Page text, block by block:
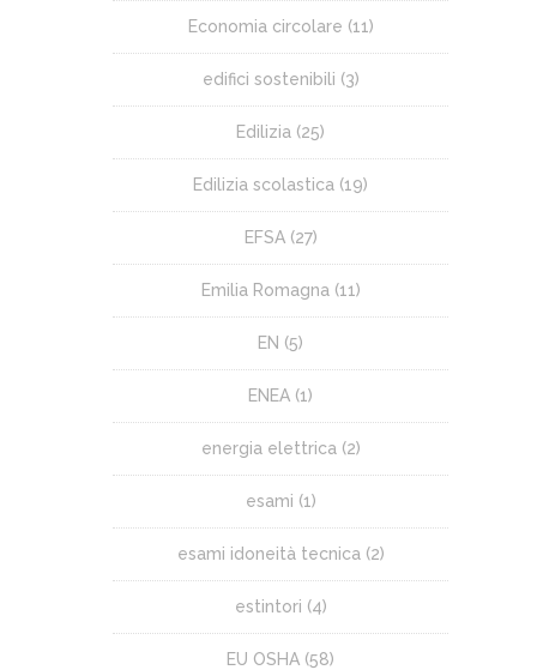
Economia circolare (11)
edifici sostenibili (3)
Edilizia (25)
Edilizia scolastica (19)
EFSA(27)
Emilia Romagna (11)
EN (5)
ENEA (1)
energia elettrica (2)
esami (1)
esami idoneità tecnica (2)
estintori (4)
EU OSHA (58)